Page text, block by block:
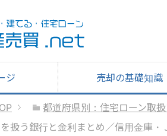
ジ 売却の基礎知識
都道府県別：住宅ローン取
扱う銀行と金利まとめ／信用金庫・